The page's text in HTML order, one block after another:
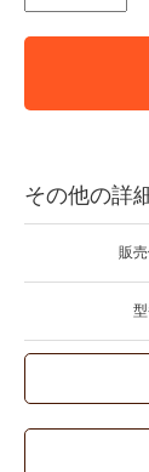
＊店頭販売も
お取り寄せを
その他の詳
販